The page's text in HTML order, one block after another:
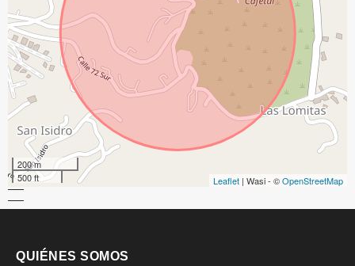
200 m
500 ft
Leaflet | Wasi - ©OpenStreetMap
QUIÉNES SOMOS